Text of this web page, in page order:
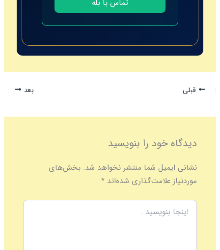
تماس با بله
قبلی بعد
دیدگاه‌ خود را بنویسید
نشانی ایمیل شما منتشر نخواهد شد. بخش‌های
موردنیاز علامت‌گذاری شده‌اند*
اینجا
بنویسید..